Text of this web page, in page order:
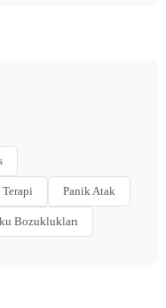
Terapi Panik Atak
Bozuklukları